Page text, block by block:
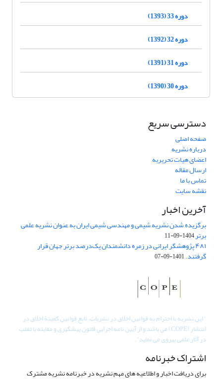
دوره 33 (1393)
دوره 32 (1392)
دوره 31 (1391)
دوره 30 (1390)
دسترسی سریع
صفحه اصلی
درباره نشریه
اعضای هیات تحریریه
ارسال مقاله
تماس با ما
نقشه سایت
آخرین اخبار
برگزیده شدن نشریه شیمی و مهندسی شیمی ایران به عنوان نشریه علمی
برتر1404-09-11
۴۸۱ پژوهشگر ایرانی در زمره دانشمندان یک‌درصد برتر جهان قرار
گرفتند.1401-09-07
"این نشریه با احترام به قوانین اخلاق در نشریات، تابع قوانین کمیتۀ اخلاق در
انتشار (COPE) می باشد و از آیین نامه اجرایی قانون پیشگیری و مقابله با تقلب
در آثار علمی پیروی می نماید".
اشتراک خبرنامه
برای دریافت اخبار و اطلاعیه های مهم نشریه در خبرنامه نشریه مشترک